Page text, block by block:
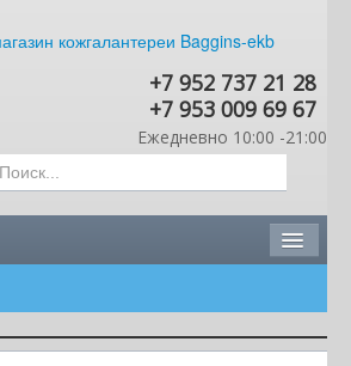
+7 952 737 21 28
+7 953 009 69 67
Ежедневно 10:00 -21:00